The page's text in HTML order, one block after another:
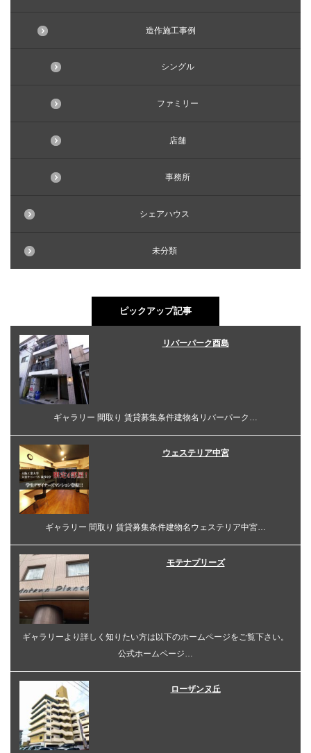
造作施工事例
シングル
ファミリー
店舗
事務所
シェアハウス
未分類
ピックアップ記事
リバーパーク酉島
ギャラリー 間取り 賃貸募集条件建物名リバーパーク…
ウェステリア中宮
ギャラリー 間取り 賃貸募集条件建物名ウェステリア中宮…
モテナプリーズ
ギャラリーより詳しく知りたい方は以下のホームページをご覧下さい。
公式ホームページ…
ローザンヌ丘